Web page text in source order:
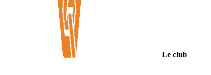
Le club